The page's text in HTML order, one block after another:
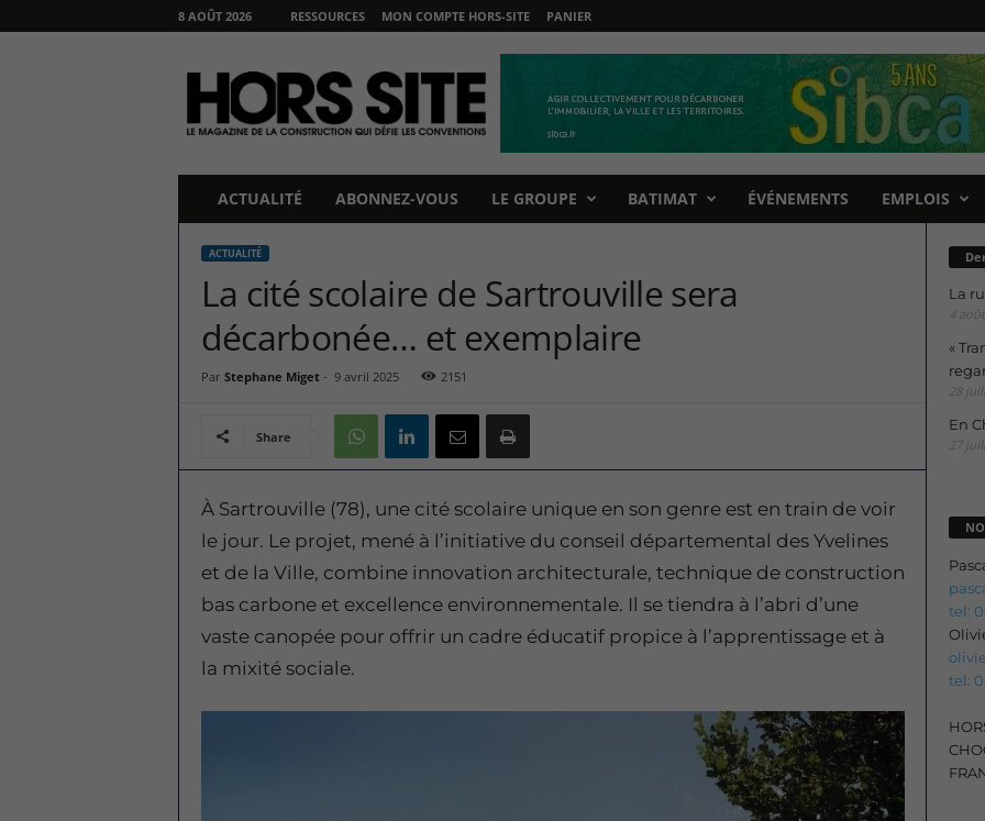
8 AOÛT 2026 RESSOURCES MON COMPTE HORS-SITE PANIER
O
ACTUALITÉ ABONNEZ-VOUS LE GROUPE BATIMAT ÉVÉNEMENTS EMPLOIS
ACTUALITÉ
La cité scolaire de Sartrouville sera
décarbonée… et exemplaire
Par Stephane Miget- 9 avril 2025 2151
Share
À Sartrouville (78), une cité scolaire unique en son genre est en train de voir
le jour. Le projet, mené à l’initiative du conseil départemental des Yvelines
et de la Ville, combine innovation architecturale, technique de construction
bas carbone et excellence environnementale. Il se tiendra à l’abri d’une
vaste canopée pour offrir un cadre éducatif propice à l’apprentissage et à
la mixité sociale.
La
4
«
28
En
27
tel:
tel: